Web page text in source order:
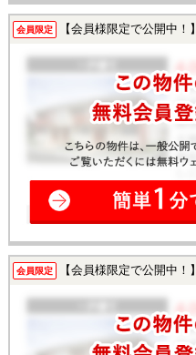
会員限定 【会員様限定で公開中！】
会員限定 【会員様限定で公開中！】